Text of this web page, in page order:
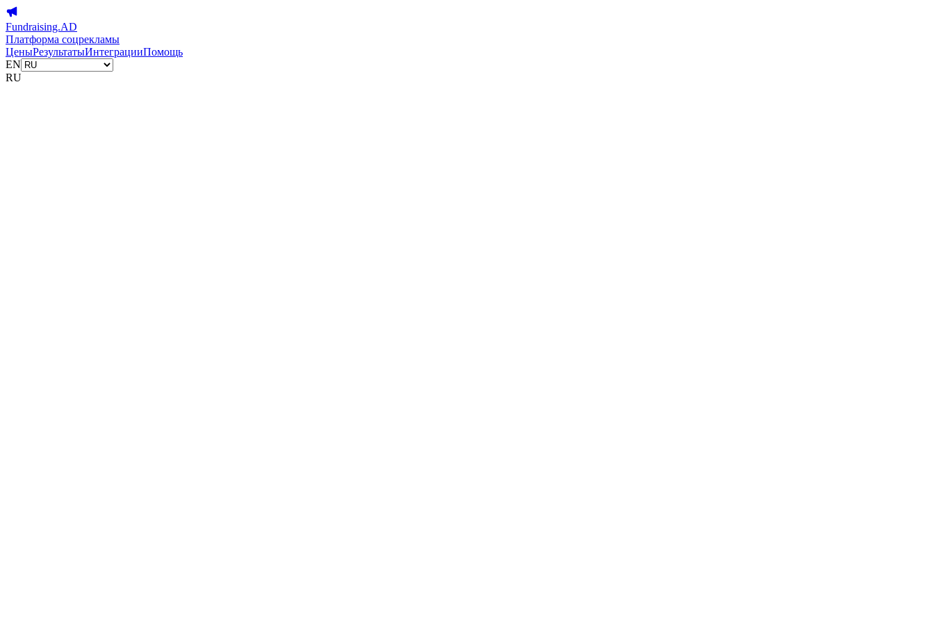
Fundraising.AD
Платформа соцрекламы
ЦеныРезультатыИнтеграцииПомощь
EN
RU